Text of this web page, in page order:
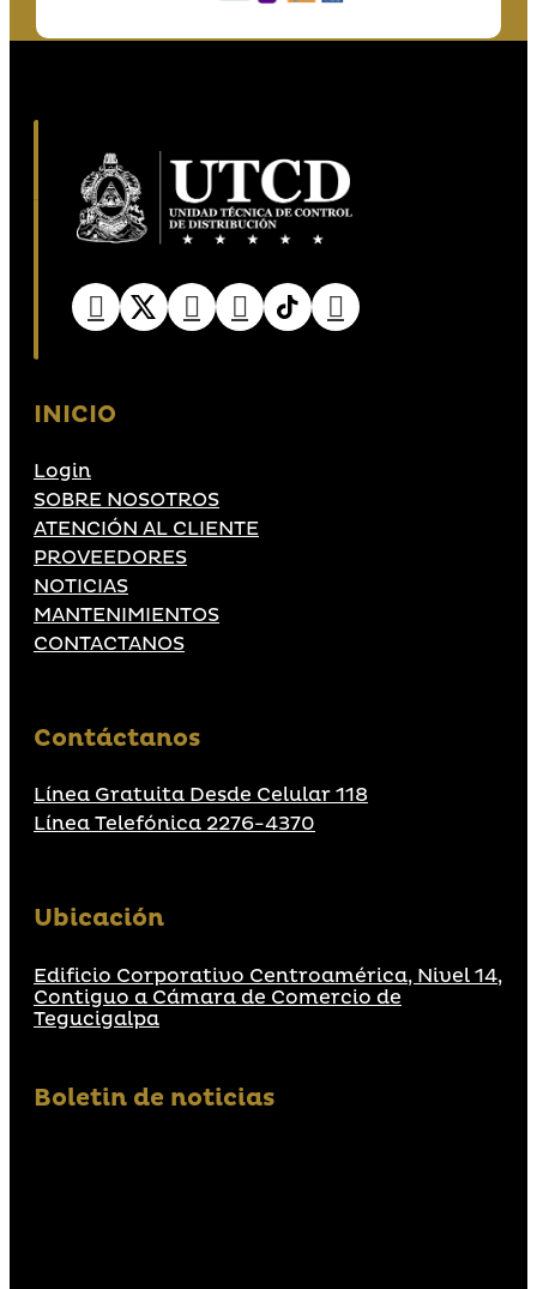
INICIO
Login
SOBRE NOSOTROS
ATENCIÓN AL CLIENTE
PROVEEDORES
NOTICIAS
MANTENIMIENTOS
CONTACTANOS
Contáctanos
Línea Gratuita Desde Celular 118
Línea Telefónica 2276-4370
Ubicación
Edificio Corporativo Centroamérica, Nivel 14,
Contiguo a Cámara de Comercio de
Tegucigalpa
Boletin de noticias